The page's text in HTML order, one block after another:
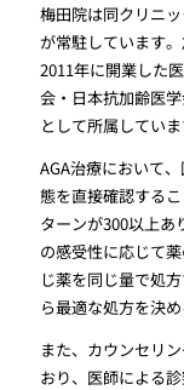
梅田院は同クリニ
が常駐しています
2011年に開業した
会・日本抗加齢医
として所属していま
AGA治療において
態を直接確認する
ターンが300以上あ
の感受性に応じて
じ薬を同じ量で処
ら最適な処方を決
また、カウンセリ
おり、医師による